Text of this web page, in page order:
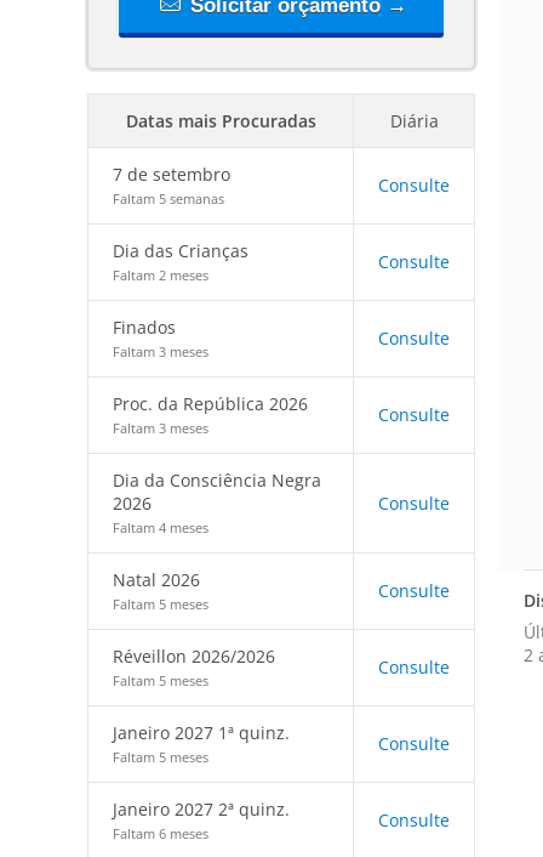
Solicitar orçamento →
Datas mais Procuradas Diária
7 de setembro
Faltam 5 semanas
Consulte
Dia das Crianças
Faltam 2 meses
Consulte
Finados
Faltam 3 meses
Consulte
Proc. da República 2026
Faltam 3 meses
Consulte
Dia da Consciência Negra
2026
Faltam 4 meses
Consulte
Natal 2026
Faltam 5 meses
Consulte
Réveillon 2026/2026
Faltam 5 meses
Consulte
Janeiro 2027 1ª quinz.
Faltam 5 meses
Consulte
Janeiro 2027 2ª quinz.
Faltam 6 meses
Consulte
2